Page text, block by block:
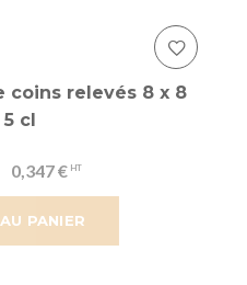
PANIER
coins relevés 8 x 8
cl
0,347 €